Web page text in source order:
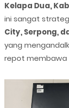
Kelapa Dua,
ini sangat
City, Serpong,
yang
repot membawa